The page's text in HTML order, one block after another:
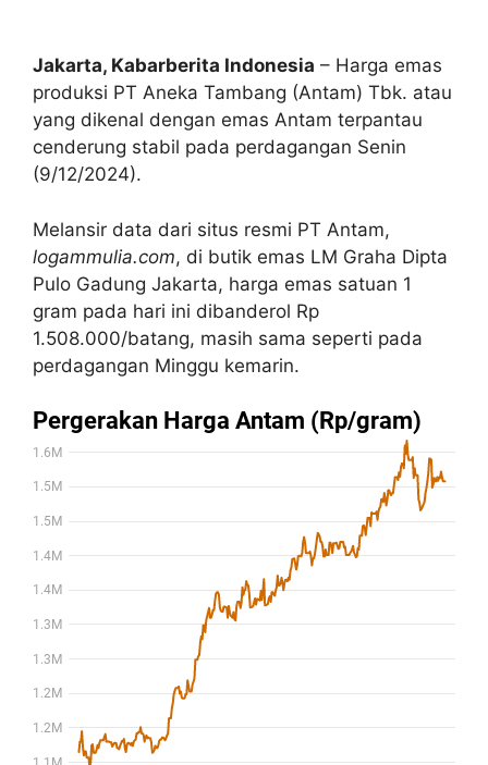
Jakarta, Kabarberita Indonesia – Harga emas
produksi PT Aneka Tambang (Antam) Tbk. atau
yang dikenal dengan emas Antam terpantau
cenderung stabil pada perdagangan Senin
(9/12/2024).
Melansir data dari situs resmi PT Antam,
logammulia.com, di butik emas LM Graha Dipta
Pulo Gadung Jakarta, harga emas satuan 1
gram pada hari ini dibanderol Rp
1.508.000/batang, masih sama seperti pada
perdagangan Minggu kemarin.